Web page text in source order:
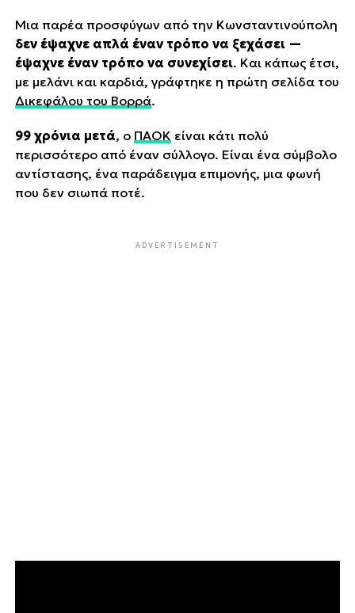
Μια παρέα προσφύγων από την Κωνσταντινούπολη
δεν έψαχνε απλά έναν τρόπο να ξεχάσει —
έψαχνε έναν τρόπο να συνεχίσει. Και κάπως έτσι,
με μελάνι και καρδιά, γράφτηκε η πρώτη σελίδα του
Δικεφάλου του Βορρά.
99 χρόνια μετά, ο ΠΑΟΚ είναι κάτι πολύ
περισσότερο από έναν σύλλογο. Είναι ένα σύμβολο
αντίστασης, ένα παράδειγμα επιμονής, μια φωνή
που δεν σιωπά ποτέ.
ADVERTISEMENT